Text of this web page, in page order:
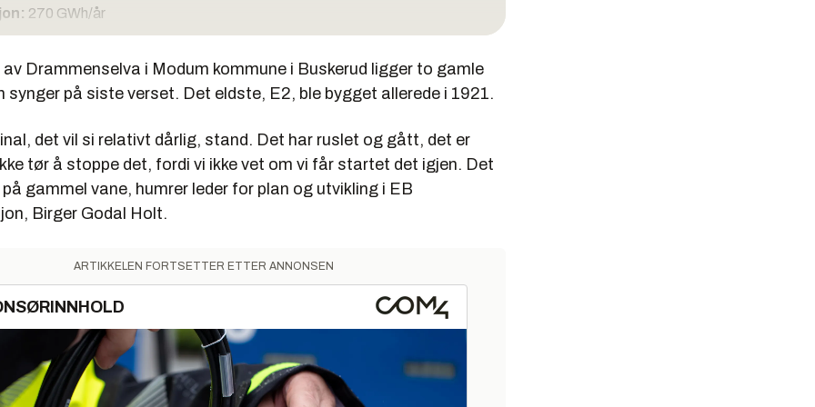
270 GWh/år
2013. Eies 50% hver av Eco og EB Kraftproduksjon
110-120 GWh/år
FOR UTBYGGINGEN
000 m3
160 000 m3
20 000 m3
med aksel: 130 t
Drammenselva i Modum kommune i Buskerud ligger to gamle
synger på siste verset. Det eldste, E2, ble bygget allerede i 1921.
det vil si relativt dårlig, stand. Det har ruslet og gått, det er
tør å stoppe det, fordi vi ikke vet om vi får startet det igjen. Det
gammel vane, humrer leder for plan og utvikling i EB
Birger Godal Holt.
ARTIKKELEN FORTSETTER ETTER ANNONSEN